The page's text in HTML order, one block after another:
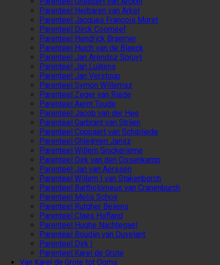
Parenteel Herbaren van Arkel
Parenteel Jacques François Moret
Parenteel Dirck Coorneef
Parenteel Hendrick Braemer
Parenteel Huich van de Blaeck
Parenteel Jan Arendsz Spruyt
Parenteel Jan Luijtens
Parenteel Jan Verstoup
Parenteel Symon Willemsz
Parenteel Zeger van Riede
Parenteel Aernt Toude
Parenteel Jacob van der Hee
Parenteel Garbrant van Strijen
Parenteel Coppaert van Schipliede
Parenteel Ghleijmen Jansz
Parenteel Willem Snickerieme
Parenteel Dirk van den Ossenkamp
Parenteel Jan van Aerssen
Parenteel Willem I van Stakenborch
Parenteel Bartholomeus van Cranenburch
Parenteel Melis Schoir
Parenteel Rutgher Beijens
Parenteel Claes Hofland
Parenteel Hughe Nachtegael
Parenteel Boudijn van Duvelant
Parenteel Dirk I
Parenteel Karel de Grote
Van Karel de Grote tot Ooms